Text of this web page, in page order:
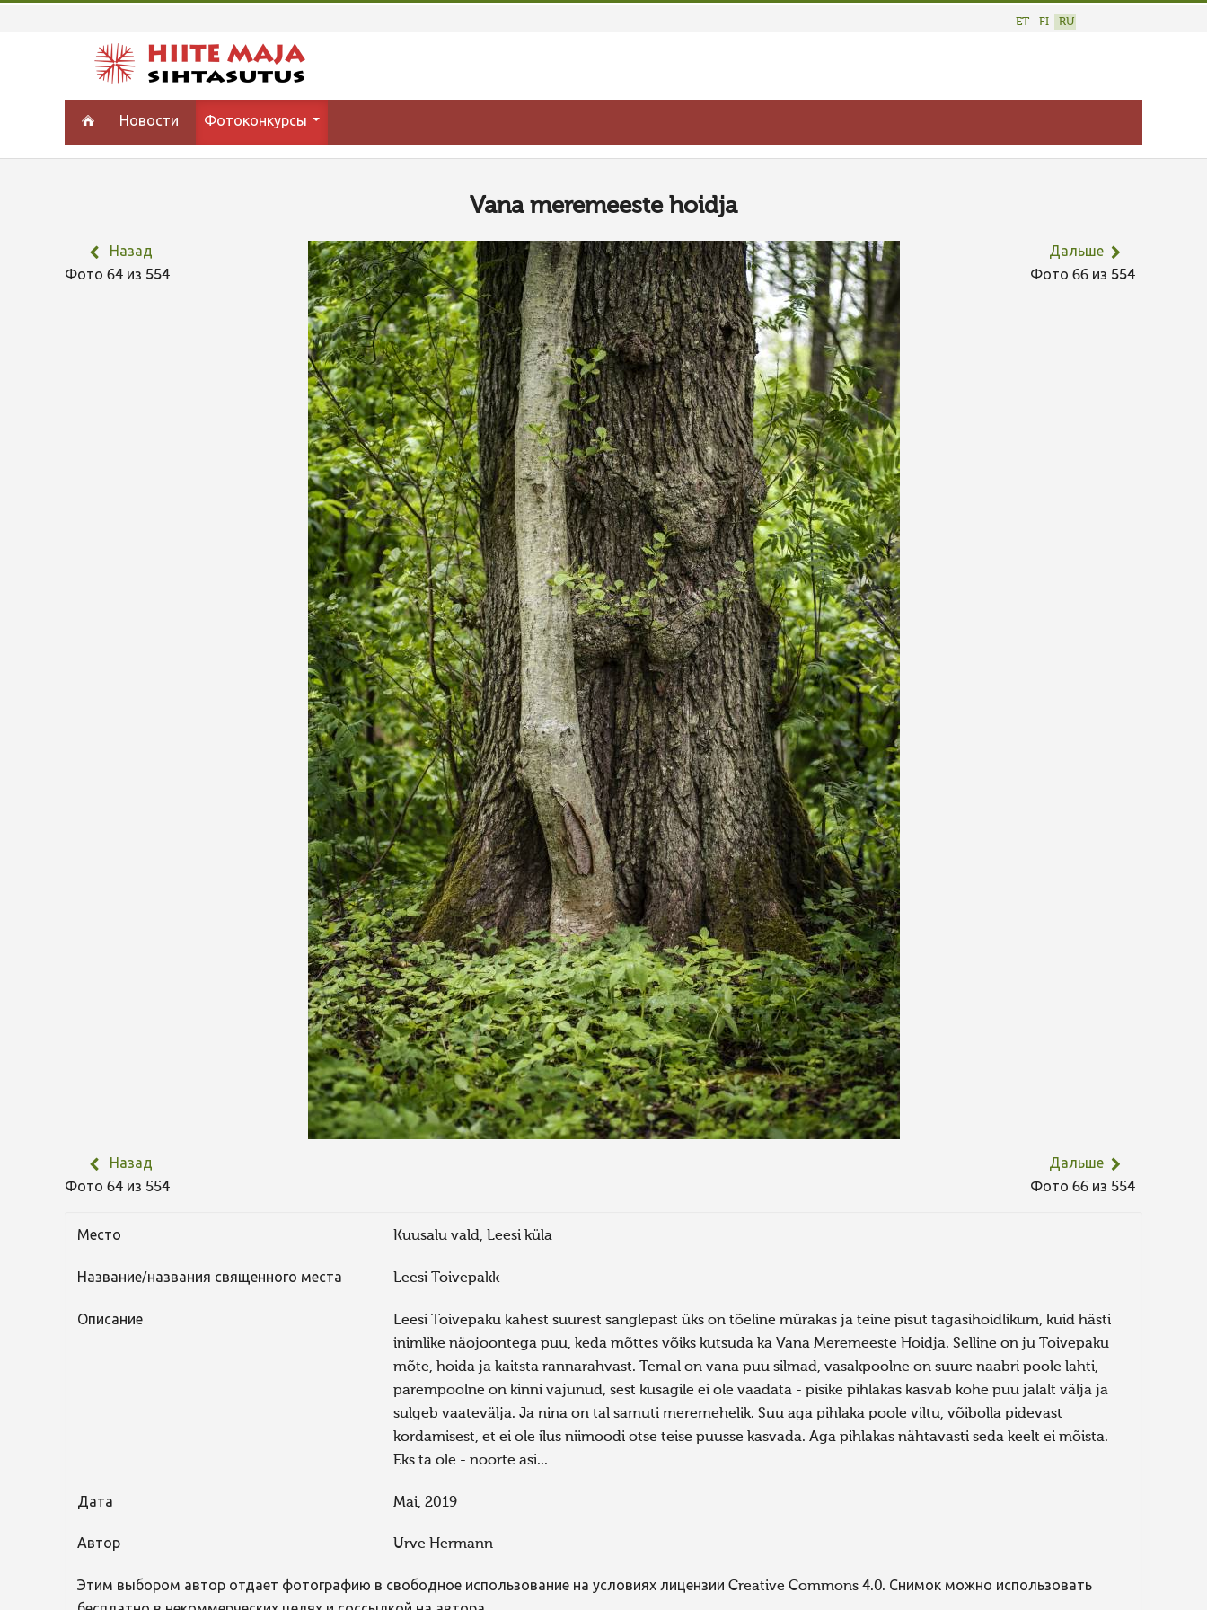
ET FI RU
Новости Фотоконкурсы
Vana meremeeste hoidja
Назад
Фото 64 из 554
Дальше
Фото 66 из 554
Назад
Фото 64 из 554
Дальше
Фото 66 из 554
Место Kuusalu vald, Leesi küla
Название/названия священного места Leesi Toivepakk
Описание
Leesi Toivepaku kahest suurest sanglepast üks on tõeline mürakas ja teine pisut tagasihoidlikum, kuid hästi
inimlike näojoontega puu, keda mõttes võiks kutsuda ka Vana Meremeeste Hoidja. Selline on ju Toivepaku
mõte, hoida ja kaitsta rannarahvast. Temal on vana puu silmad, vasakpoolne on suure naabri poole lahti,
parempoolne on kinni vajunud, sest kusagile ei ole vaadata - pisike pihlakas kasvab kohe puu jalalt välja ja
sulgeb vaatevälja. Ja nina on tal samuti meremehelik. Suu aga pihlaka poole viltu, võibolla pidevast
kordamisest, et ei ole ilus niimoodi otse teise puusse kasvada. Aga pihlakas nähtavasti seda keelt ei mõista.
Eks ta ole - noorte asi...
Дата Mai, 2019
Автор Urve Hermann
Этим выбором автор отдает фотографию в свободное использование на условиях лицензии Creative Commons 4.0. Снимок можно использовать